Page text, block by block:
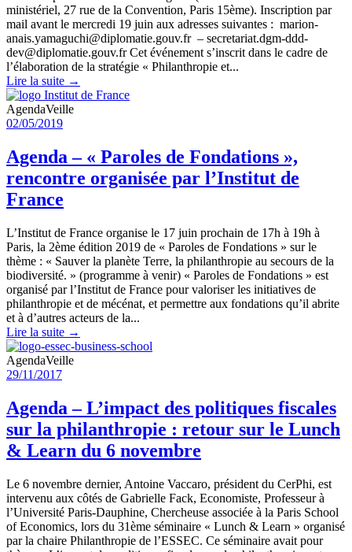
ministériel, 27 rue de la Convention, Paris 15ème). Inscription par
mail avant le mercredi 19 juin aux adresses suivantes : marion-
anais.yamaguchi@diplomatie.gouv.fr – secretariat.dgm-ddd-
dev@diplomatie.gouv.fr Cet événement s’inscrit dans le cadre de
l’élaboration de la stratégie « Philanthropie et...
Lire la suite →
AgendaVeille
02/05/2019
Agenda – « Paroles de Fondations »,
rencontre organisée par l’Institut de
France
L’Institut de France organise le 17 juin prochain de 17h à 19h à
Paris, la 2ème édition 2019 de « Paroles de Fondations » sur le
thème : « Sauver la planète Terre, la philanthropie au secours de la
biodiversité. » (programme à venir) « Paroles de Fondations » est
organisé par l’Institut de France pour valoriser les initiatives de
philanthropie et de mécénat, et permettre aux fondations qu’il abrite
et à d’autres acteurs de la...
Lire la suite →
AgendaVeille
29/11/2017
Agenda – L’impact des politiques fiscales
sur la philanthropie : retour sur le Lunch
& Learn du 6 novembre
Le 6 novembre dernier, Antoine Vaccaro, président du CerPhi, est
intervenu aux côtés de Gabrielle Fack, Economiste, Professeur à
l’Université Paris-Dauphine, Chercheuse associée à la Paris School
of Economics, lors du 31ème séminaire « Lunch & Learn » organisé
par la chaire Philanthropie de l’ESSEC. Ce séminaire avait pour